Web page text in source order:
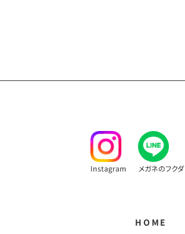
Instagram メガネのフクダ
HOME